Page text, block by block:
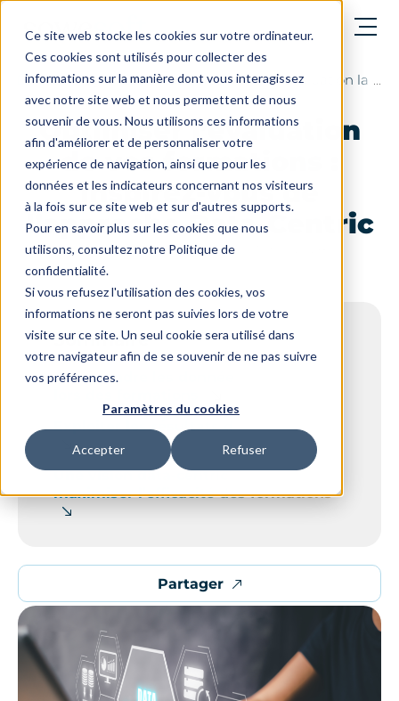
Ce site web stocke les cookies sur votre ordinateur.
Ces cookies sont utilisés pour collecter des
informations sur la manière dont vous interagissez
avec notre site web et nous permettent de nous
souvenir de vous. Nous utilisons ces informations
afin d'améliorer et de personnaliser votre
expérience de navigation, ainsi que pour les
données et les indicateurs concernant nos visiteurs
à la fois sur ce site web et sur d'autres supports.
Pour en savoir plus sur les cookies que nous
utilisons, consultez notre Politique de
confidentialité.
Si vous refusez l'utilisation des cookies, vos
informations ne seront pas suivies lors de votre
visite sur ce site. Un seul cookie sera utilisé dans
votre navigateur afin de se souvenir de ne pas suivre
vos préférences.
Paramètres du cookies
Accepter Refuser
Ouvrir le menu
Le blog Les actus de SoWeRise, l'évaluation la clé
Optimiser l’évaluation
de vos formations :
inspirez-vous de
l’approche Data-Centric
Dernière mise à jour le : 1 octobre 2024
Sommaire
Comprendre les données collectées
Exploiter les résultats des évaluations
Une vision data-centric pour
maximiser l’efficacité des formations
Partager